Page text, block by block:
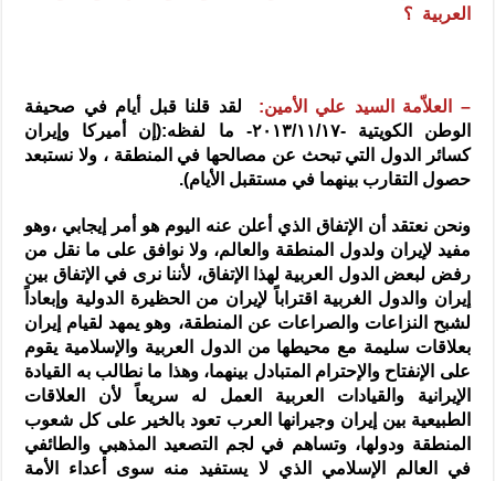
العربية ؟
– العلاّمة السيد علي الأمين: لقد قلنا قبل أيام في صحيفة
الوطن الكويتية -٢٠١٣/١١/١٧- ما لفظه:(إن أميركا وإيران
كسائر الدول التي تبحث عن مصالحها في المنطقة ، ولا نستبعد
حصول التقارب بينهما في مستقبل الأيام).
ونحن نعتقد أن الإتفاق الذي أعلن عنه اليوم هو أمر إيجابي ،وهو
مفيد لإيران ولدول المنطقة والعالم، ولا نوافق على ما نقل من
رفض لبعض الدول العربية لهذا الإتفاق، لأننا نرى في الإتفاق بين
إيران والدول الغربية اقتراباً لإيران من الحظيرة الدولية وإبعاداً
لشبح النزاعات والصراعات عن المنطقة، وهو يمهد لقيام إيران
بعلاقات سليمة مع محيطها من الدول العربية والإسلامية يقوم
على الإنفتاح والإحترام المتبادل بينهما، وهذا ما نطالب به القيادة
الإيرانية والقيادات العربية العمل له سريعاً لأن العلاقات
الطبيعية بين إيران وجيرانها العرب تعود بالخير على كل شعوب
المنطقة ودولها، وتساهم في لجم التصعيد المذهبي والطائفي
في العالم الإسلامي الذي لا يستفيد منه سوى أعداء الأمة